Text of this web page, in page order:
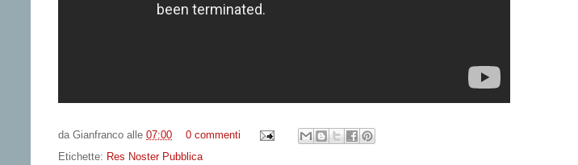
da Gianfranco alle 07:00
0 commenti
Etichette: Res Noster Pubblica